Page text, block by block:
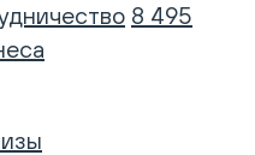
8 495